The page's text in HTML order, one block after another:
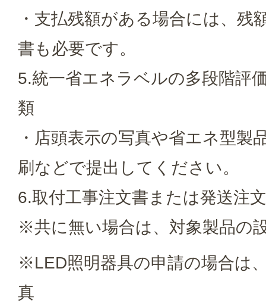
・支払残額がある場合には、残
書も必要です。
5.統一省エネラベルの多段階評
類
・店頭表示の写真や省エネ型製
刷などで提出してください。
6.取付工事注文書または発送注
※共に無い場合は、対象製品の
※LED照明器具の申請の場合は
真